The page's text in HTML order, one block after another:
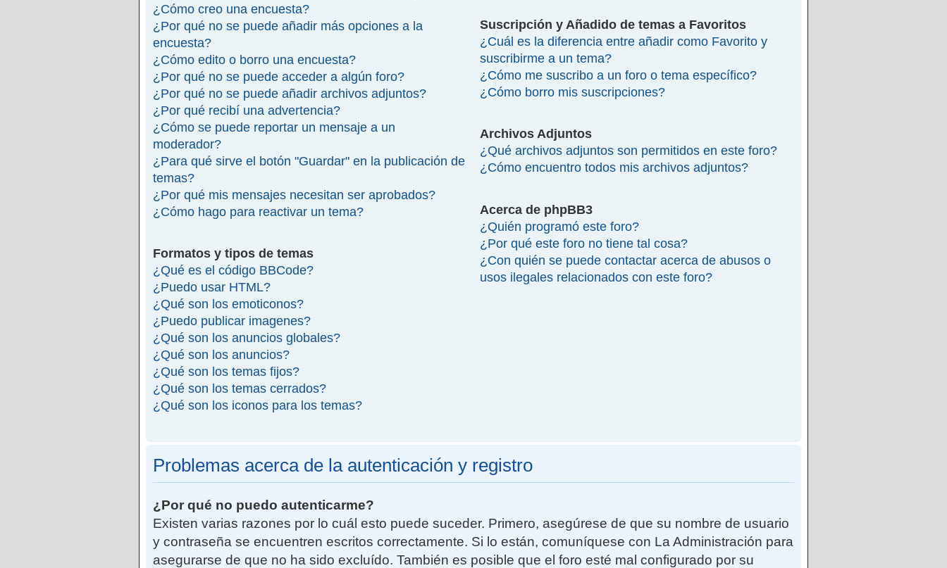
¿Cómo creo una encuesta?
¿Por qué no se puede añadir más opciones a la
encuesta?
¿Cómo edito o borro una encuesta?
¿Por qué no se puede acceder a algún foro?
¿Por qué no se puede añadir archivos adjuntos?
¿Por qué recibí una advertencia?
¿Cómo se puede reportar un mensaje a un
moderador?
¿Para qué sirve el botón "Guardar" en la publicación de
temas?
¿Por qué mis mensajes necesitan ser aprobados?
¿Cómo hago para reactivar un tema?
Formatos y tipos de temas
¿Qué es el código BBCode?
¿Puedo usar HTML?
¿Qué son los emoticonos?
¿Puedo publicar imagenes?
¿Qué son los anuncios globales?
¿Qué son los anuncios?
¿Qué son los temas fijos?
¿Qué son los temas cerrados?
¿Qué son los iconos para los temas?
Suscripción y Añadido de temas a Favoritos
¿Cuál es la diferencia entre añadir como Favorito y
suscribirme a un tema?
¿Cómo me suscribo a un foro o tema específico?
¿Cómo borro mis suscripciones?
Archivos Adjuntos
¿Qué archivos adjuntos son permitidos en este foro?
¿Cómo encuentro todos mis archivos adjuntos?
Acerca de phpBB3
¿Quién programó este foro?
¿Por qué este foro no tiene tal cosa?
¿Con quién se puede contactar acerca de abusos o
usos ilegales relacionados con este foro?
Problemas acerca de la autenticación y registro
¿Por qué no puedo autenticarme?
Existen varias razones por lo cuál esto puede suceder. Primero, asegúrese de que su nombre de usuario
y contraseña se encuentren escritos correctamente. Si lo están, comuníquese con La Administración para
asegurarse de que no ha sido excluído. También es posible que el foro esté mal configurado por su